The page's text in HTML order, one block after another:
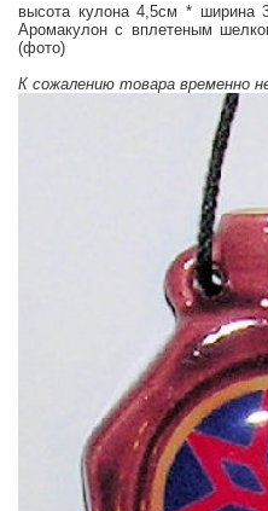
высота кулона 4,5см * ширина
Аромакулон с вплетеным
(фото)
К сожалению товара временно